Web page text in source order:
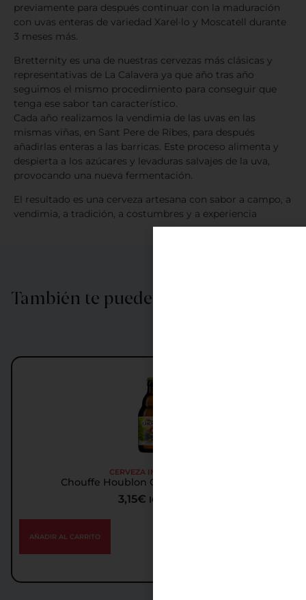
previamente para después continuar con la maduración
con uvas enteras de variedad Xarel·lo y Moscatell durante
3 meses más.
Bretternity es una de nuestras cervezas más clásicas y
representativas de La Calavera ya que año tras año
seguimos el mismo procedimiento para conseguir que
tenga ese sabor tan característico.
Cada año realizamos la vendimia de las uvas en las
mismas viñas, en Sant Pere de Ribes, para después
añadirlas enteras a las barricas. Este proceso alimenta y
despierta a los azúcares y levaduras salvajes de la uva,
provocando una nueva fermentación.
El resultado es una cerveza artesana con sabor a campo, a
vendimia, a tradición, a costumbres y a experiencia
También te puede interesar…
CERVEZA IMPORTADA
Chouffe Houblon Cerveza Importada
3,15€ IGIC incl.
AÑADIR AL CARRITO